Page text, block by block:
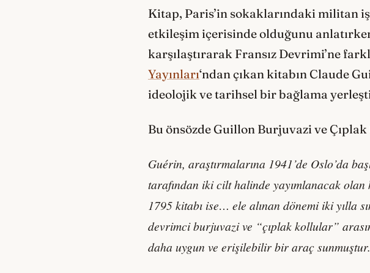
Kitap, Paris’in sokaklarındaki militan
etkileşim içerisinde olduğunu
karşılaştırarak Fransız Devrimi’ne
Yayınları‘ndan çıkan kitabın Claude
ideolojik ve tarihsel bir bağlama
Bu önsözde Guillon Burjuvazi ve
Guérin, araştırmalarına 1941’de Oslo’da
tarafından iki cilt halinde yayımlanacak
1795 kitabı ise… ele alınan dönemi iki yılla
devrimci burjuvazi ve “çıplak kollular”
daha uygun ve erişilebilir bir araç sunmuştur.